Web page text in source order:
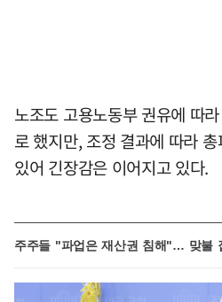
노조도 고용노동부 권유에 따
로 했지만, 조정 결과에 따라
있어 긴장감은 이어지고 있다.
주주들 "파업은 재산권 침해"… 맞불